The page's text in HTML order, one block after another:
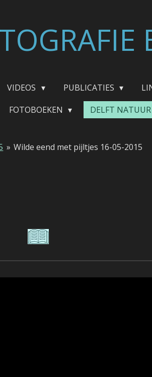
VIDEOS PUBLICATIES
FOTOBOEKEN DELFT NATUUR
» Wilde eend met pijltjes 16-05-2015